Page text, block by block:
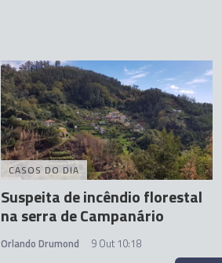
CASOS DO DIA
Suspeita de incêndio florestal
na serra de Campanário
Orlando Drumond 9 Out 10:18